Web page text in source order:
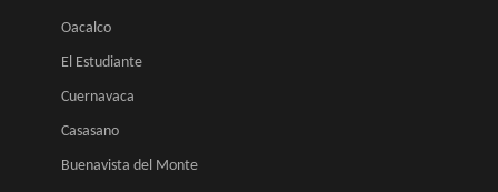
Oacalco
El Estudiante
Cuernavaca
Casasano
Buenavista del Monte